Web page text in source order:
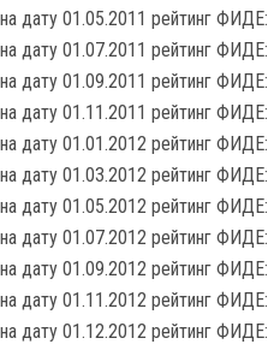
на дату 01.05.2011 рейтинг ФИДЕ:
на дату 01.07.2011 рейтинг ФИДЕ:
на дату 01.09.2011 рейтинг ФИДЕ:
на дату 01.11.2011 рейтинг ФИДЕ:
на дату 01.01.2012 рейтинг ФИДЕ:
на дату 01.03.2012 рейтинг ФИДЕ:
на дату 01.05.2012 рейтинг ФИДЕ:
на дату 01.07.2012 рейтинг ФИДЕ:
на дату 01.09.2012 рейтинг ФИДЕ:
на дату 01.11.2012 рейтинг ФИДЕ:
на дату 01.12.2012 рейтинг ФИДЕ: